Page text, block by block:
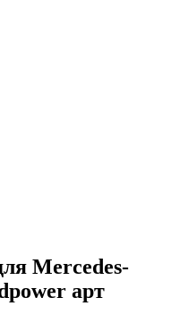
Mercedes-
арт